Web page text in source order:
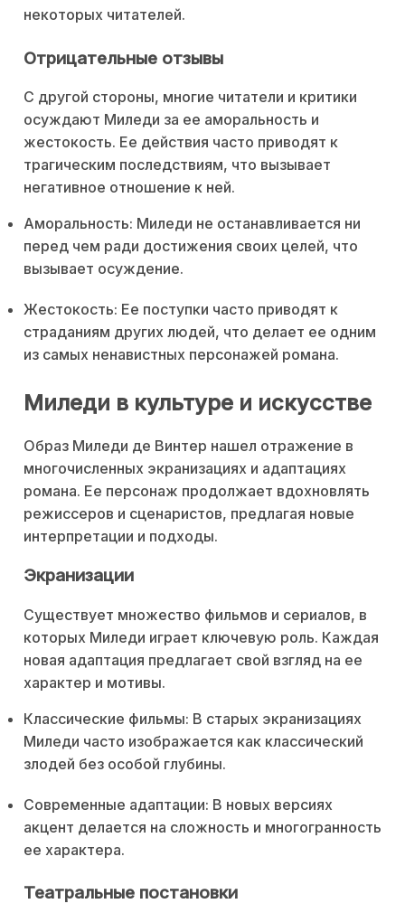
некоторых читателей.
Отрицательные отзывы
С другой стороны, многие читатели и критики
осуждают Миледи за ее аморальность и
жестокость. Ее действия часто приводят к
трагическим последствиям, что вызывает
негативное отношение к ней.
Аморальность: Миледи не останавливается ни
перед чем ради достижения своих целей, что
вызывает осуждение.
Жестокость: Ее поступки часто приводят к
страданиям других людей, что делает ее одним
из самых ненавистных персонажей романа.
Миледи в культуре и искусстве
Образ Миледи де Винтер нашел отражение в
многочисленных экранизациях и адаптациях
романа. Ее персонаж продолжает вдохновлять
режиссеров и сценаристов, предлагая новые
интерпретации и подходы.
Экранизации
Существует множество фильмов и сериалов, в
которых Миледи играет ключевую роль. Каждая
новая адаптация предлагает свой взгляд на ее
характер и мотивы.
Классические фильмы: В старых экранизациях
Миледи часто изображается как классический
злодей без особой глубины.
Современные адаптации: В новых версиях
акцент делается на сложность и многогранность
ее характера.
Театральные постановки